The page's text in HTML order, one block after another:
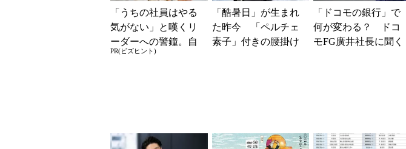
「うちの社員はやる
気がない」と嘆くリ
ーダーへの警鐘。自
律型組織をつくる前
PR(ビズヒント)
「酷暑日」が生まれ
た昨今 「ペルチェ
素子」付きの腰掛け
「ドコモの銀行」で
何が変わる？ ドコ
モFG廣井社長に聞く